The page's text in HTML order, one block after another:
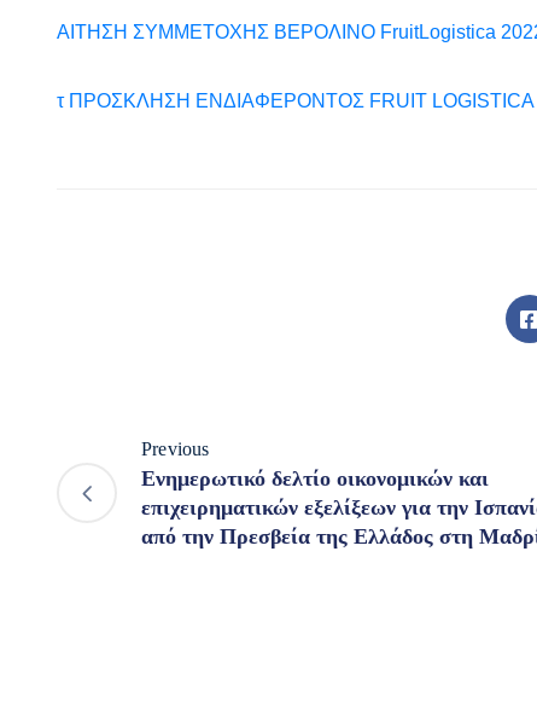
ΑΙΤΗΣΗ ΣΥΜΜΕΤΟΧΗΣ ΒΕΡΟΛΙΝΟ FruitLogistica
τ ΠΡΟΣΚΛΗΣΗ ΕΝΔΙΑΦΕΡΟΝΤΟΣ FRUIT LOGISTICA
Previous
Ενημερωτικό δελτίο οικονομικών και
επιχειρηματικών εξελίξεων για την
από την Πρεσβεία της Ελλάδος στη